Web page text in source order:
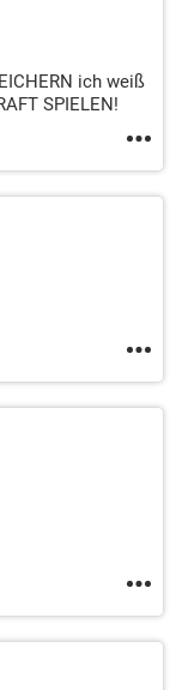
ich weiß
SPIELEN!